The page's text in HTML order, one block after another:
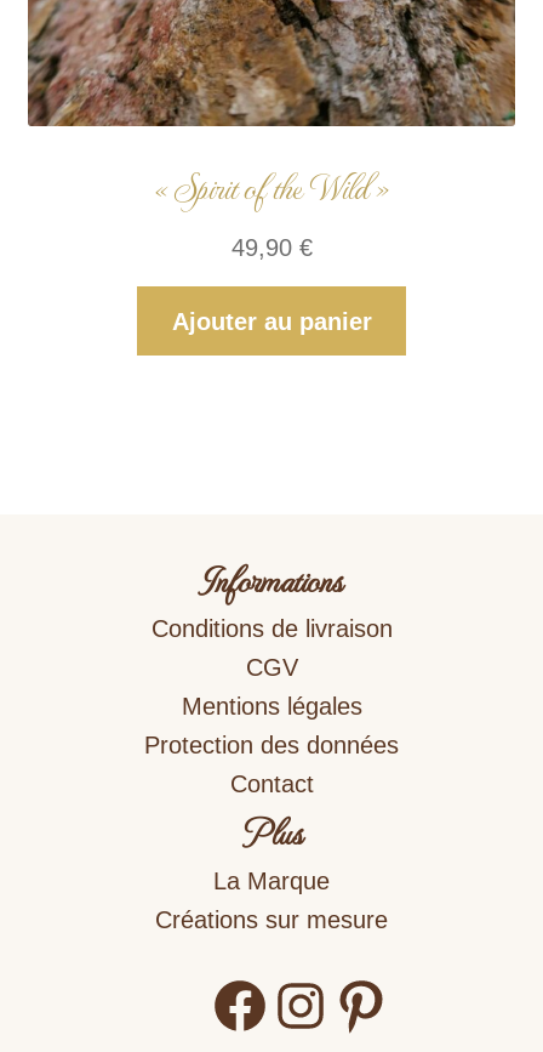
« Spirit of the Wild »
49,90 €
Ajouter au panier
Informations
Conditions de livraison
CGV
Mentions légales
Protection des données
Contact
Plus
La Marque
Créations sur mesure
FacebookInstagram